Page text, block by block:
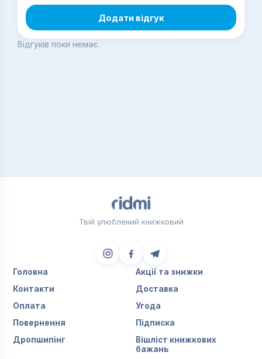
Додати відгук
Відгуків поки немає.
Твій улюблений книжковий
Головна
Акції та знижки
Контакти
Доставка
Оплата
Угода
Повернення
Підписка
Дропшипінг
Вішліст книжкових
бажань